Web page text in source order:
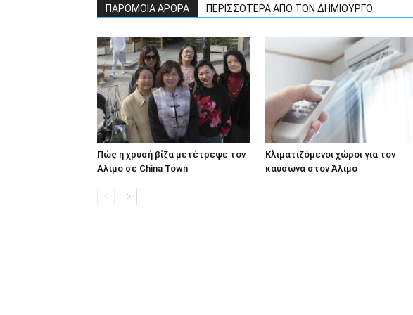
ΠΑΡΟΜΟΙΑ ΑΡΘΡΑ ΠΕΡΙΣΣΟΤΕΡΑ ΑΠΟ ΤΟΝ ΔΗΜΙΟΥΡΓΟ
Πώς η χρυσή βίζα μετέτρεψε τον
Αλιμο σε China Town
Κλιματιζόμενοι χώροι για τον
καύσωνα στον Άλιμο